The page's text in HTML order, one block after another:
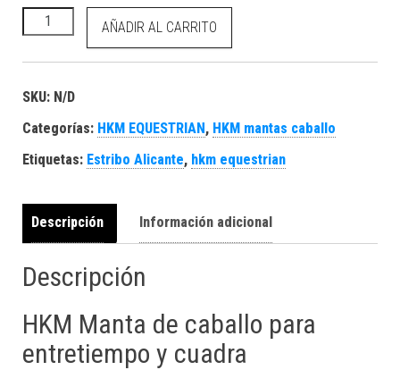
HKM Manta de caballo para entretiempo y cuadra cantidad
AÑADIR AL CARRITO
SKU: N/D
Categorías: HKM EQUESTRIAN, HKM mantas caballo
Etiquetas: Estribo Alicante, hkm equestrian
Descripción Información adicional
Descripción
HKM Manta de caballo para
entretiempo y cuadra